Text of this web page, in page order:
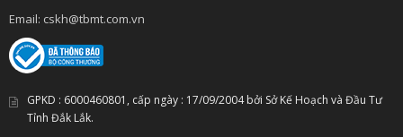
Email: cskh@tbmt.com.vn
GPKD : 6000460801 , cấp ngày : 17/09/2004bởi Sở Kế Hoạch và Đầu Tư
Tỉnh Đắk Lắk.